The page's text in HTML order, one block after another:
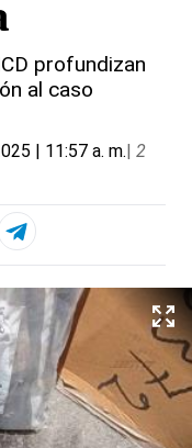
profundizan
al caso
| 11:57 a. m.| 2